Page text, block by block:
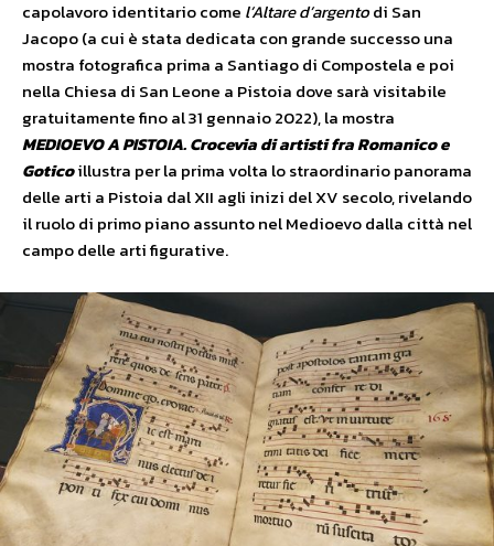
capolavoro identitario come l’Altare d’argentodi San
Jacopo (a cui è stata dedicata con grande successo una
mostra fotografica prima a Santiago di Compostela e poi
nella Chiesa di San Leone a Pistoia dove sarà visitabile
gratuitamente fino al 31 gennaio 2022), la mostra
MEDIOEVO A PISTOIA. Crocevia di artisti fra Romanico e
Goticoillustra per la prima volta lo straordinario panorama
delle arti a Pistoia dal XII agli inizi del XV secolo, rivelando
il ruolo di primo piano assunto nel Medioevo dalla città nel
campo delle arti figurative.